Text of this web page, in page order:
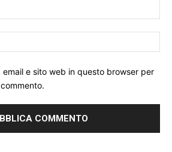
email e sito web in questo browser per